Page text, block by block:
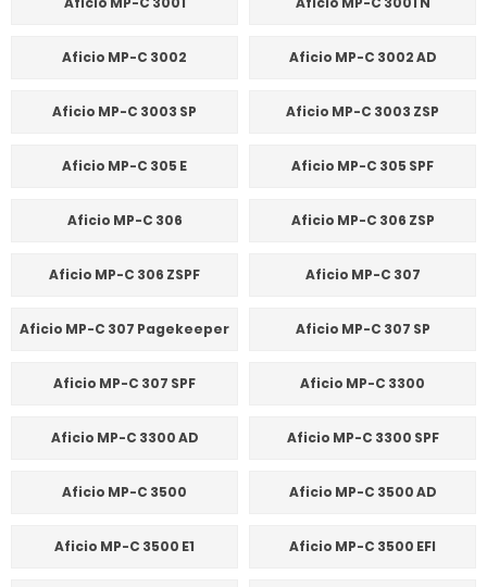
Aficio MP-C 3002 Aficio MP-C 3002 AD
Aficio MP-C 3003 SP Aficio MP-C 3003 ZSP
Aficio MP-C 305 E Aficio MP-C 305 SPF
Aficio MP-C 306 Aficio MP-C 306 ZSP
Aficio MP-C 306 ZSPF Aficio MP-C 307
Aficio MP-C 307 Pagekeeper Aficio MP-C 307 SP
Aficio MP-C 307 SPF Aficio MP-C 3300
Aficio MP-C 3300 AD Aficio MP-C 3300 SPF
Aficio MP-C 3500 Aficio MP-C 3500 AD
Aficio MP-C 3500 E1 Aficio MP-C 3500 EFI